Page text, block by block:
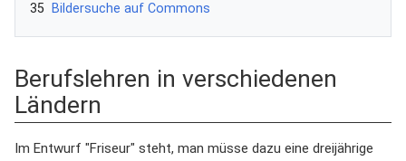
35
Bildersuche auf Commons
Berufslehren in verschiedenen
Ländern
Im Entwurf "Friseur" steht, man müsse dazu eine dreijährige